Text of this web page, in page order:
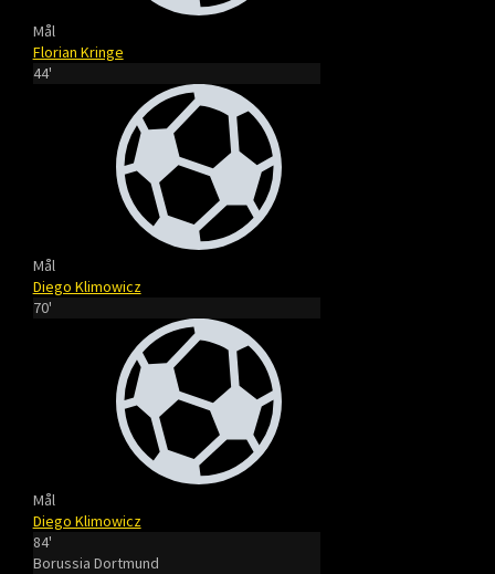
Mål
Florian Kringe
44'
Mål
Diego Klimowicz
70'
Mål
Diego Klimowicz
84'
Borussia Dortmund